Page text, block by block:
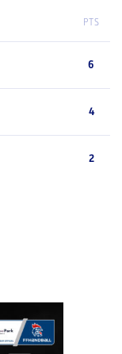
PTS
6
4
2